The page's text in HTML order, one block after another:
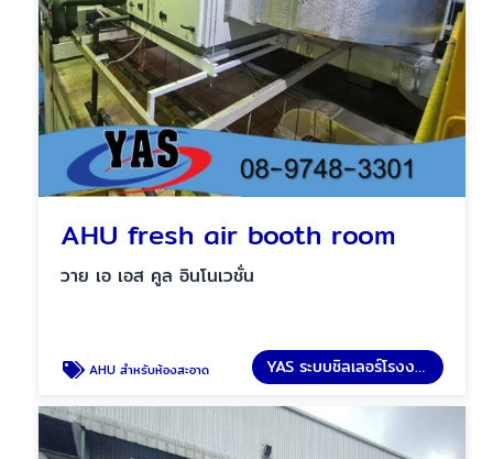
AHU fresh air booth room
วาย เอ เอส คูล อินโนเวชั่น
AHU สำหรับห้องสะอาด YAS ระบบชิลเลอร์โรงงาน